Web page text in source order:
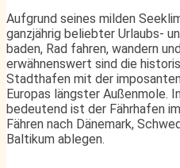
Aufgrund seines milden
ganzjährig beliebter Urlaubs-
baden, Rad fahren, wandern
erwähnenswert sind die
Stadthafen mit der
Europas längster Außenmole.
bedeutend ist der Fährhafen
Fähren nach Dänemark,
Baltikum ablegen.